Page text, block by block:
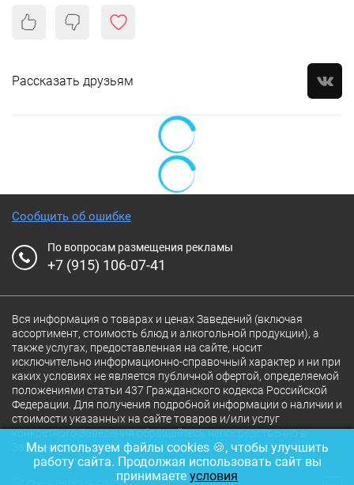
Рассказать друзьям
Сообщить об ошибке
По вопросам размещения рекламы
+7 (915) 106-07-41
Вся информация о товарах и ценах Заведений (включая
ассортимент, стоимость блюд и алкогольной продукции), а
также услугах, предоставленная на сайте, носит
исключительно информационно-справочный характер и ни при
каких условиях не является публичной офертой, определяемой
положениями статьи 437 Гражданского кодекса Российской
Федерации. Для получения подробной информации о наличии и
стоимости указанных на сайте товаров и/или услуг
конкретного Заведения обращайтесь непосредственно в
Заведение.
Мы используем файлы cookies 🍪, чтобы улучшить
работу сайта. Продолжая использовать сайт вы
принимаете условия